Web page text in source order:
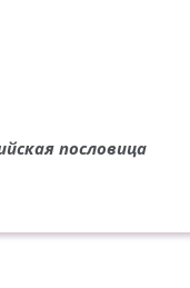
пословица